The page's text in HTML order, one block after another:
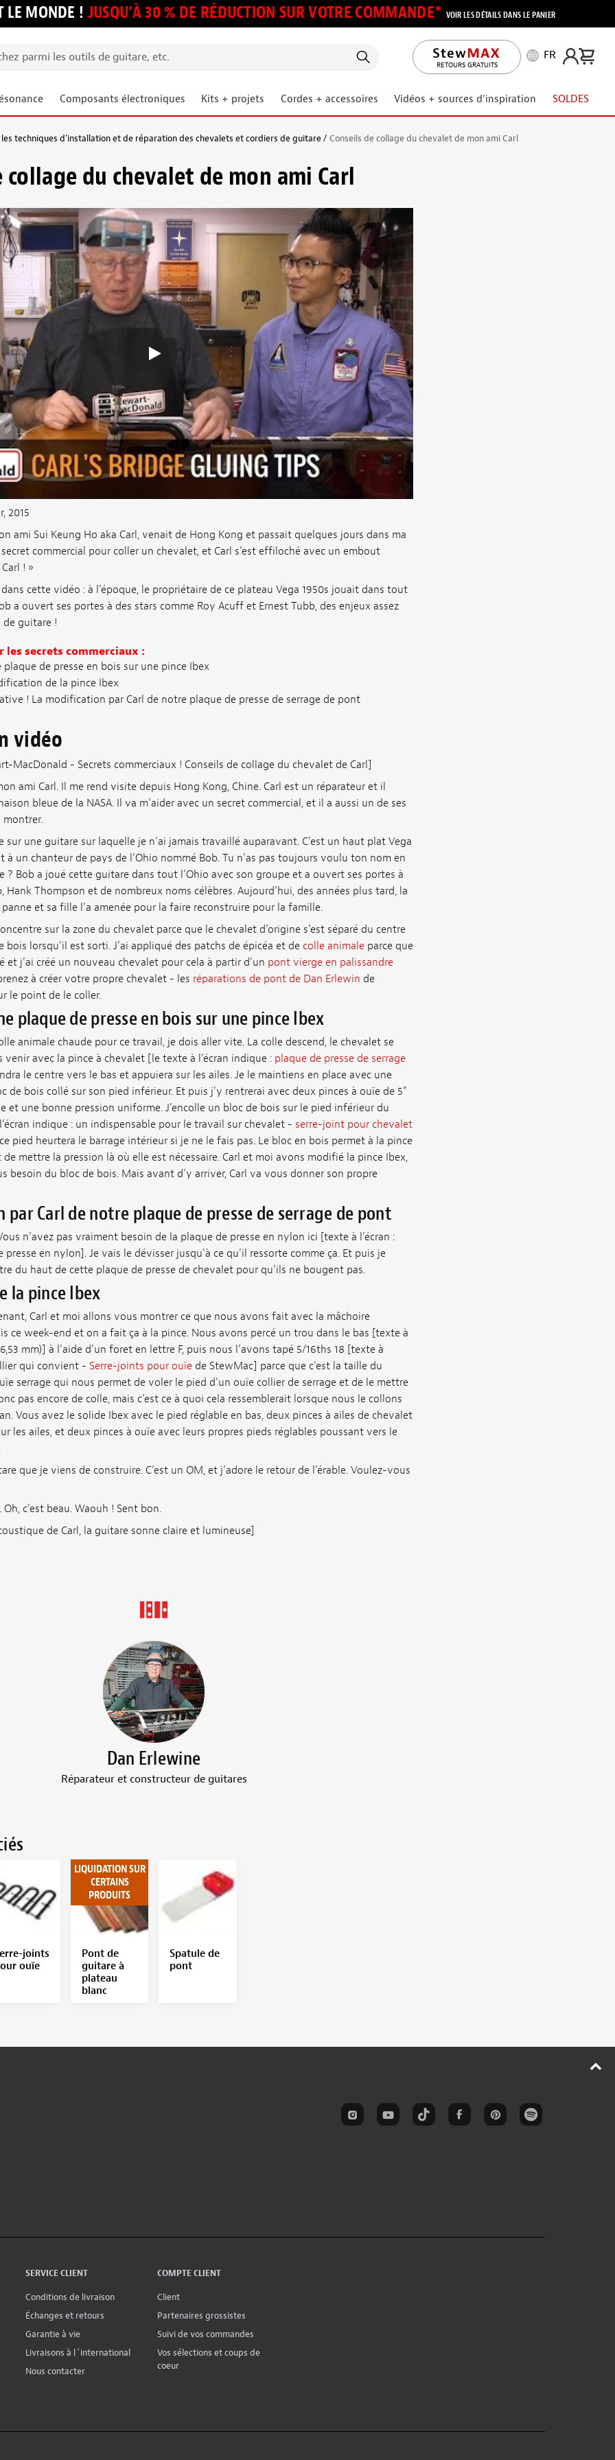
LE MONDE ! JUSQU’À 30 % DE RÉDUCTION SUR VOTRE COMMANDE* VOIR LES DÉTAILS DANS LE PANIER
RETOURS GRATUITS
FR
Composants électroniques Kits + projets Cordes + accessoires Vidéos + sources d’inspiration SOLDES
techniques d’installation et de réparation des chevalets et cordiers de guitare Conseils de collage du chevalet de mon ami Carl
collage du chevalet de mon ami Carl
2015
ami Sui Keung Ho aka Carl, venait de Hong Kong et passait quelques jours dans ma
commercial pour coller un chevalet, et Carl s’est effiloché avec un embout
! »
cette vidéo : à l’époque, le propriétaire de ce plateau Vega 1950s jouait dans tout
a ouvert ses portes à des stars comme Roy Acuff et Ernest Tubb, des enjeux assez
guitare !
les secrets commerciaux :
de presse en bois sur une pince Ibex
de la pince Ibex
! La modification par Carl de notre plaque de presse de serrage de pont
vidéo
MacDonald - Secrets commerciaux ! Conseils de collage du chevalet de Carl]
ami Carl. Il me rend visite depuis Hong Kong, Chine. Carl est un réparateur et il
bleue de la NASA. Il va m'aider avec un secret commercial, et il a aussi un de ses
montrer.
sur une guitare sur laquelle je n’ai jamais travaillé auparavant. C’est un haut plat Vega
à un chanteur de pays de l’Ohio nommé Bob. Tu n'as pas toujours voulu ton nom en
? Bob a joué cette guitare dans tout l’Ohio avec son groupe et a ouvert ses portes à
Hank Thompson et de nombreux noms célèbres. Aujourd’hui, des années plus tard, la
et sa fille l’a amenée pour la faire reconstruire pour la famille.
sur la zone du chevalet parce que le chevalet d’origine s’est séparé du centre
bois lorsqu’il est sorti. J’ai appliqué des patchs de épicéa et de colle animale parce que
et j’ai créé un nouveau chevalet pour cela à partir d’un pont vierge en palissandre
à créer votre propre chevalet - les réparations de pont de Dan Erlewin de
le point de le coller.
plaque de presse en bois sur une pince Ibex
animale chaude pour ce travail, je dois aller vite. La colle descend, le chevalet se
venir avec la pince à chevalet [le texte à l’écran indique : plaque de presse de serrage
le centre vers le bas et appuiera sur les ailes. Je le maintiens en place avec une
de bois collé sur son pied inférieur. Et puis j'y rentrerai avec deux pinces à ouïe de 5"
et une bonne pression uniforme. J’encolle un bloc de bois sur le pied inférieur du
indique : un indispensable pour le travail sur chevalet - serre-joint pour chevalet
pied heurtera le barrage intérieur si je ne le fais pas. Le bloc en bois permet à la pince
de mettre la pression là où elle est nécessaire. Carl et moi avons modifié la pince Ibex,
besoin du bloc de bois. Mais avant d'y arriver, Carl va vous donner son propre
par Carl de notre plaque de presse de serrage de pont
n’avez pas vraiment besoin de la plaque de presse en nylon ici [texte à l’écran :
presse en nylon]. Je vais le dévisser jusqu'à ce qu'il ressorte comme ça. Et puis je
du haut de cette plaque de presse de chevalet pour qu’ils ne bougent pas.
la pince Ibex
Carl et moi allons vous montrer ce que nous avons fait avec la mâchoire
ce week-end et on a fait ça à la pince. Nous avons percé un trou dans le bas [texte à
mm)] à l’aide d’un foret en lettre F, puis nous l’avons tapé 5/16ths 18 [texte à
qui convient - Serre-joints pour ouïe de StewMac] parce que c'est la taille du
serrage qui nous permet de voler le pied d'un ouïe collier de serrage et de le mettre
pas encore de colle, mais c’est ce à quoi cela ressemblerait lorsque nous le collons
Vous avez le solide Ibex avec le pied réglable en bas, deux pinces à ailes de chevalet
les ailes, et deux pinces à ouïe avec leurs propres pieds réglables poussant vers le
que je viens de construire. C’est un OM, et j’adore le retour de l’érable. Voulez-vous
Oh, c’est beau. Waouh ! Sent bon.
de Carl, la guitare sonne claire et lumineuse]
Dan Erlewine
Réparateur et constructeur de guitares
joints
ouïe
LIQUIDATION SUR
CERTAINS
PRODUITS
Pont de
guitare à
plateau
blanc
Spatule de
pont
SERVICE CLIENT
Conditions de livraison
Échanges et retours
Garantie à vie
Livraisons à l´international
Nous contacter
COMPTE CLIENT
Client
Partenaires grossistes
Suivi de vos commandes
Vos sélections et coups de
coeur